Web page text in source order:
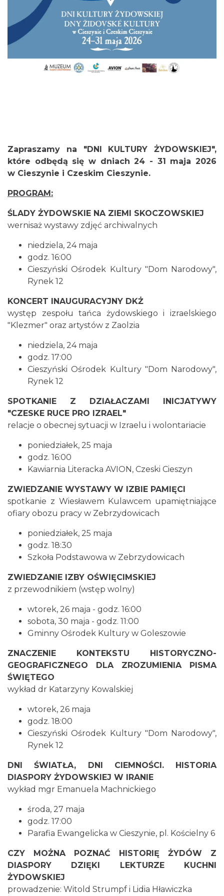
Towarzystwa Fotograficznego
Cieszyn
1.60 km
Cieszyn
1.62 km
Cieszyn
Cieszyn
1.65 km
Cieszyn
Cieszyn
1.66 km
2026-08-16
1.66 km
Zapraszamy na "DNI KULTURY ŻYDOWSKIEJ",
które odbędą się w dniach 24 - 31 maja 2026
w Cieszynie i Czeskim Cieszynie.
PROGRAM:
ŚLADY ŻYDOWSKIE NA ZIEMI SKOCZOWSKIEJ
wernisaż wystawy zdjęć archiwalnych
niedziela, 24 maja
godz. 16:00
Cieszyński Ośrodek Kultury "Dom Narodowy",
Rynek 12
KONCERT INAUGURACYJNY DKŻ
występ zespołu tańca żydowskiego i izraelskiego
"Klezmer" oraz artystów z Zaolzia
niedziela, 24 maja
godz. 17:00
Cieszyński Ośrodek Kultury "Dom Narodowy",
Rynek 12
SPOTKANIE Z DZIAŁACZAMI INICJATYWY
"CZESKE RUCE PRO IZRAEL"
relacje o obecnej sytuacji w Izraelu i wolontariacie
poniedziałek, 25 maja
godz. 16:00
Kawiarnia Literacka AVION, Czeski Cieszyn
ZWIEDZANIE WYSTAWY W IZBIE PAMIĘCI
spotkanie z Wiesławem Kulawcem upamiętniające
ofiary obozu pracy w Zebrzydowicach
poniedziałek, 25 maja
godz. 18:30
Szkoła Podstawowa w Zebrzydowicach
ZWIEDZANIE IZBY OŚWIĘCIMSKIEJ
z przewodnikiem (wstęp wolny)
wtorek, 26 maja - godz. 16:00
sobota, 30 maja - godz. 11:00
Gminny Ośrodek Kultury w Goleszowie
ZNACZENIE KONTEKSTU HISTORYCZNO-
GEOGRAFICZNEGO DLA ZROZUMIENIA PISMA
ŚWIĘTEGO
wykład dr Katarzyny Kowalskiej
wtorek, 26 maja
godz. 18:00
Cieszyński Ośrodek Kultury "Dom Narodowy",
Rynek 12
DNI ŚWIATŁA, DNI CIEMNOŚCI. HISTORIA
DIASPORY ŻYDOWSKIEJ W IRANIE
wykład mgr Emanuela Machnickiego
środa, 27 maja
godz. 17:00
Parafia Ewangelicka w Cieszynie, pl. Kościelny 6
CZY MOŻNA POZNAĆ HISTORIĘ ŻYDÓW Z
DIASPORY DZIĘKI LEKTURZE KUCHNI
ŻYDOWSKIEJ
prowadzenie: Witold Strumpf i Lidia Hławiczka